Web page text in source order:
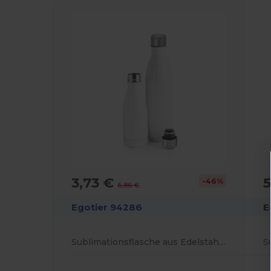
3,73 €6,86 € -46%
Egotier 94286
Sublimationsflasche aus Edelstahl 380 mL